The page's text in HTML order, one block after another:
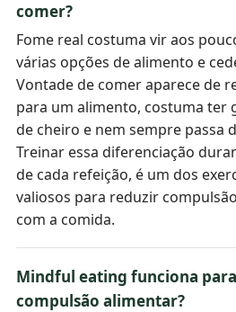
comer?
Fome real costuma vir aos
várias opções de alimento e
Vontade de comer aparece de
para um alimento, costuma ter
de cheiro e nem sempre passa
Treinar essa diferenciação
de cada refeição, é um dos
valiosos para reduzir
com a comida.
Mindful eating funciona
compulsão alimentar?